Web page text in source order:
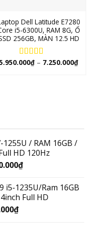
Dell Latitude E7280
i5-6300U, RAM 8G, Ổ
256GB, MÀN 12.5 HD
Rated5.00
₫ – 7.250.000₫
/ RAM 16GB /
HD 120Hz
₫
i5-1235U/Ram 16GB
Full HD
₫